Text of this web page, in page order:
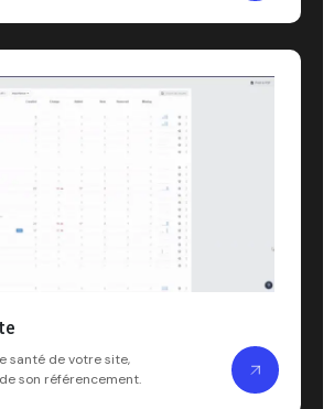
santé de votre site,
son référencement.